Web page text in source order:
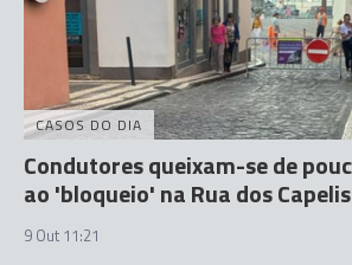
CASOS DO DIA
Condutores queixam-se de
ao 'bloqueio' na Rua dos
9 Out 11:21